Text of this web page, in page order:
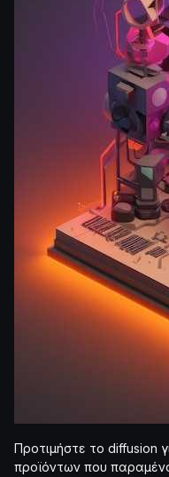
Προτιμήστε το diffusion
προϊόντων που